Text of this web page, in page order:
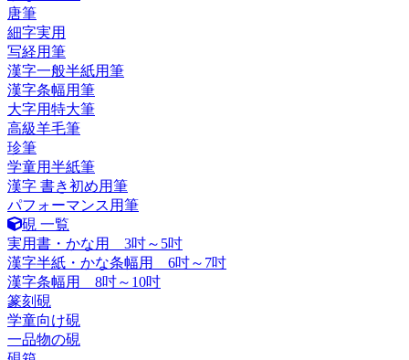
唐筆
細字実用
写経用筆
漢字一般半紙用筆
漢字条幅用筆
大字用特大筆
高級羊毛筆
珍筆
学童用半紙筆
漢字 書き初め用筆
パフォーマンス用筆
硯 一覧
実用書・かな用 3吋～5吋
漢字半紙・かな条幅用 6吋～7吋
漢字条幅用 8吋～10吋
篆刻硯
学童向け硯
一品物の硯